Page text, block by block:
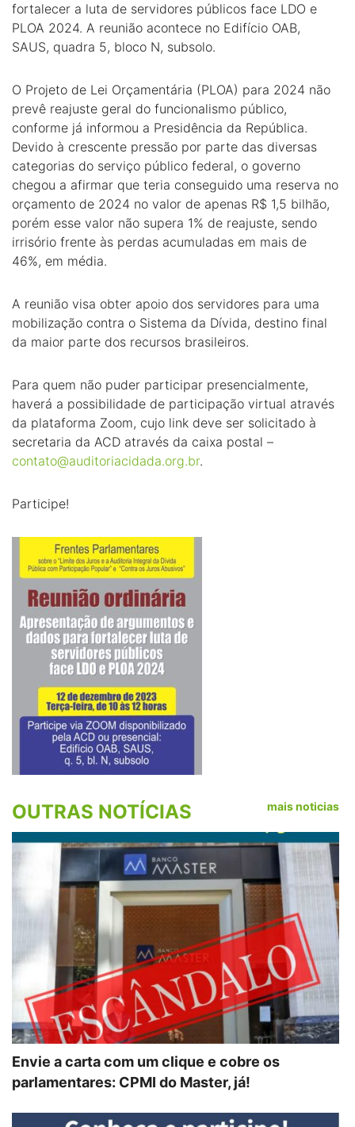
fortalecer a luta de servidores públicos face LDO e
PLOA 2024. A reunião acontece no Edifício OAB,
SAUS, quadra 5, bloco N, subsolo.
O Projeto de Lei Orçamentária (PLOA) para 2024 não
prevê reajuste geral do funcionalismo público,
conforme já informou a Presidência da República.
Devido à crescente pressão por parte das diversas
categorias do serviço público federal, o governo
chegou a afirmar que teria conseguido uma reserva no
orçamento de 2024 no valor de apenas R$ 1,5 bilhão,
porém esse valor não supera 1% de reajuste, sendo
irrisório frente às perdas acumuladas em mais de
46%, em média.
A reunião visa obter apoio dos servidores para uma
mobilização contra o Sistema da Dívida, destino final
da maior parte dos recursos brasileiros.
Para quem não puder participar presencialmente,
haverá a possibilidade de participação virtual através
da plataforma Zoom, cujo link deve ser solicitado à
secretaria da ACD através da caixa postal –
contato@auditoriacidada.org.br.
Participe!
OUTRAS NOTÍCIAS mais noticias
Envie a carta com um clique e cobre os
parlamentares: CPMI do Master, já!